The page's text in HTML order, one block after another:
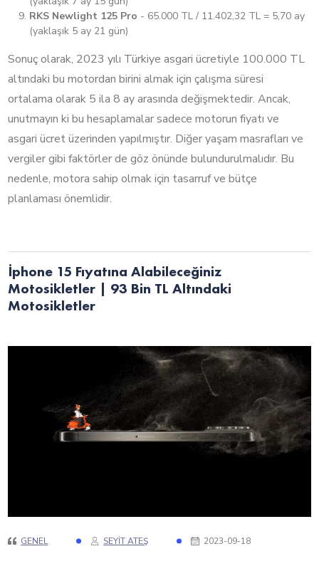
RKS Newlight 125 Pro - 65.000 TL / 11.402,32 TL = 5,70 ay
(yaklaşık 5 ay 21 gün)
Sonuç olarak, 2023 yılı Türkiye asgari ücretiyle 100.000 TL
altındaki bu motordan birini almak için çalışma süresi
ortalama olarak 5 ila 8 ay arasında değişmektedir. Ancak,
unutmayın ki bu hesaplamalar sadece motorun fiyatı ve
asgari ücret üzerinden yapılmıştır. Diğer yaşam masrafları ve
vergiler gibi faktörler de göz önünde bulundurulmalıdır. Bu
nedenle, motora sahip olmak için tasarruf ve bütçe
planlaması önemlidir.
İphone 15 Fıyatına Alabileceğiniz
Motosikletler | 93 Bin TL Altındaki
Motosikletler
GENEL SEYIT ATEŞ 2023-09-18